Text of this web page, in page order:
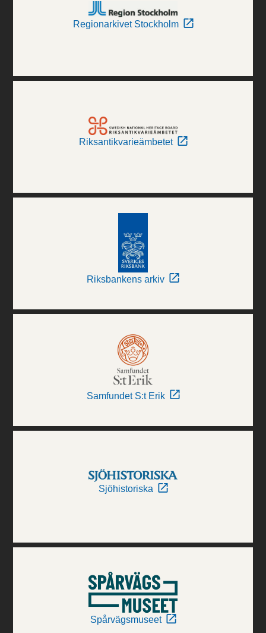
Regionarkivet Stockholm
Riksantikvarieämbetet
Riksbankens arkiv
Samfundet S:t Erik
Sjöhistoriska
Spårvägsmuseet